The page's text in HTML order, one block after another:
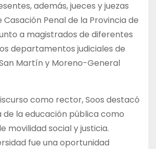
además, jueces y juezas
Casación Penal de la Provincia de
a magistrados de diferentes
departamentos judiciales de
Martín y Moreno-General
como rector, Soos destacó
la educación pública como
movilidad social y justicia.
fue una oportunidad